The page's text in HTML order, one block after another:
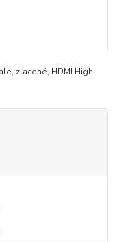
zlacené, HDMI High